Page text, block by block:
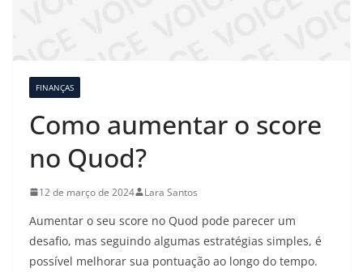
FINANÇAS
Como aumentar o score
no Quod?
12 de março de 2024 Lara Santos
Aumentar o seu score no Quod pode parecer um
desafio, mas seguindo algumas estratégias simples, é
possível melhorar sua pontuação ao longo do tempo.